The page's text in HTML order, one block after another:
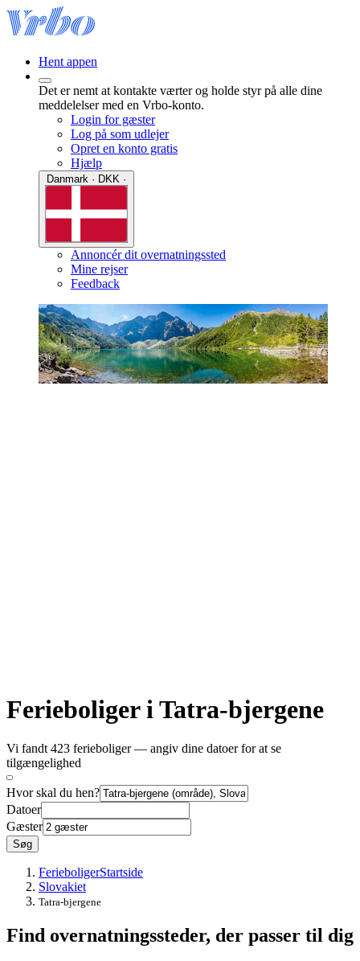
Hent appen
Det er nemt at kontakte værter og holde styr på alle dine
meddelelser med en Vrbo-konto.
Login for gæster
Log på som udlejer
Opret en konto gratis
Hjælp
Annoncér dit overnatningssted
Mine rejser
Feedback
Ferieboliger i Tatra-bjergene
Vi fandt 423 ferieboliger — angiv dine datoer for at se
tilgængelighed
Hvor skal du hen?
Datoer
Gæster
Søg
FerieboligerStartside
Slovakiet
Tatra-bjergene
Find overnatningssteder, der passer til dig